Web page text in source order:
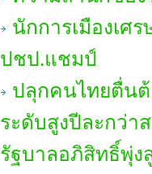
นักการเมืองเศ
ปชป.แชมป์
ปลุกคนไทยตื่นต้
ระดับสูงปีละกว่า
รัฐบาลอภิสิทธิ์พุ่ง